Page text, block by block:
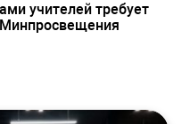
учителей требует